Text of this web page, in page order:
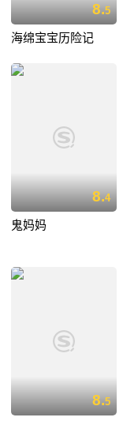
8.5
海绵宝宝历险记
8.4
鬼妈妈
8.5